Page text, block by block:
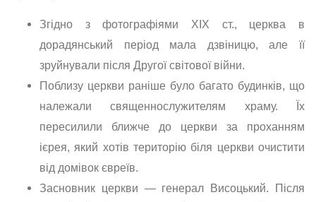
Згідно з фотографіями XIX ст., церква в
дорадянський період мала дзвіницю, але її
зруйнували після Другої світової війни.
Поблизу церкви раніше було багато будинків, що
належали священнослужителям храму. Їх
пересилили ближче до церкви за проханням
ієрея, який хотів територію біля церкви очистити
від домівок євреїв.
Засновник церкви — генерал Висоцький. Після